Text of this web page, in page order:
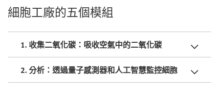
細胞工廠的五個模組
1. 收集二氧化碳：吸收空氣中的二氧化碳
2. 分析：透過量子感測器和人工智慧監控細胞